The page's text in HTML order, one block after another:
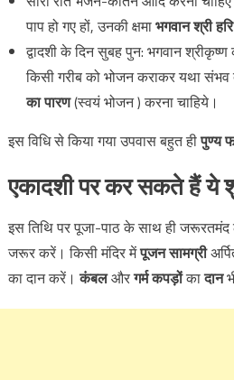
पाप हो गए हों, उनकी क्षमाभगवान श्री हरि
द्वादशी के दिन सुबह पुन: भगवान श्रीकृष्ण
किसी गरीब को भोजन कराकर यथा संभव
का पारण(स्वयं भोजन ) करना चाहिये।
इस विधि से किया गया उपवास बहुत हीपुण्य
एकादशी पर कर सकते हैं ये
इस तिथि पर पूजा-पाठ के साथ ही जरूरतमंद
जरूर करें। किसी मंदिर मेंपूजन सामग्री
का दान करें।कंबलऔरगर्म कपड़ोंकादान